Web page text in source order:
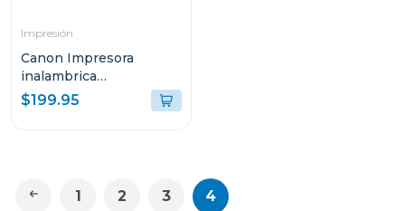
Impresión
Canon Impresora
inalambrica
multifuncional 4110
$199.95
1 2 3 4